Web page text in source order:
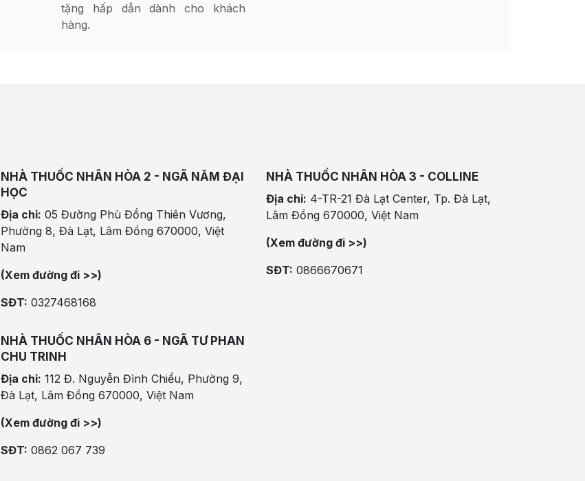
tặng hấp dẫn dành cho khách
hàng.
NHÀ THUỐC NHÂN HÒA 2 - NGÃ NĂM ĐẠI
HỌC
Địa chỉ: 05 Đường Phù Đổng Thiên Vương,
Phường 8, Đà Lạt, Lâm Đồng 670000, Việt
Nam
(Xem đường đi >>)
SĐT: 0327468168
NHÀ THUỐC NHÂN HÒA 3 - COLLINE
Địa chỉ: 4-TR-21 Đà Lạt Center, Tp. Đà Lạt,
Lâm Đồng 670000, Việt Nam
(Xem đường đi >>)
SĐT: 0866670671
NHÀ THUỐC NHÂN HÒA 6 - NGÃ TƯ PHAN
CHU TRINH
Địa chỉ: 112 Đ. Nguyễn Đình Chiểu, Phường 9,
Đà Lạt, Lâm Đồng 670000, Việt Nam
(Xem đường đi >>)
SĐT: 0862 067 739